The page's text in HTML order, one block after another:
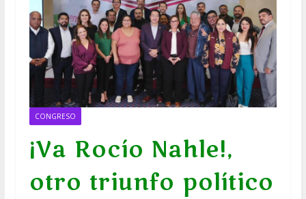
CONGRESO
¡Va Rocío Nahle!,
otro triunfo político